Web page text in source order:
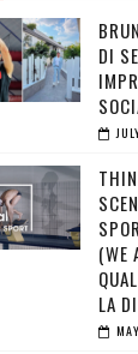
DI
(WE
LA